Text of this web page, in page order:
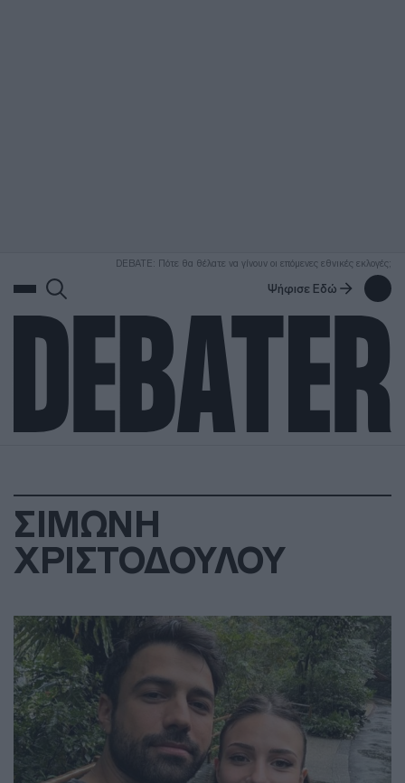
DEBATE: Πότε θα θέλατε να γίνουν οι επόμενες εθνικές εκλογές;
Ψήφισε Εδώ
ΣΙΜΩΝΗ
ΧΡΙΣΤΟΔΟΥΛΟΥ